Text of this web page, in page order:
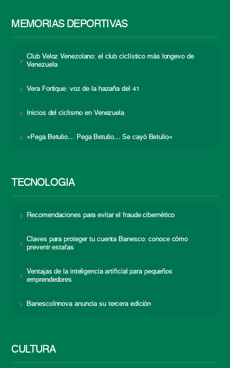
MEMORIAS DEPORTIVAS
Club Veloz Venezolano: el club ciclístico más longevo de
Venezuela
Vera Fortique: voz de la hazaña del 41
Inicios del ciclismo en Venezuela
«Pega Betulio… Pega Betulio… Se cayó Betulio»
TECNOLOGÍA
Recomendaciones para evitar el fraude cibernético
Claves para proteger tu cuenta Banesco: conoce cómo
prevenir estafas
Ventajas de la inteligencia artificial para pequeños
emprendedores
BanescoInnova anuncia su tercera edición
CULTURA